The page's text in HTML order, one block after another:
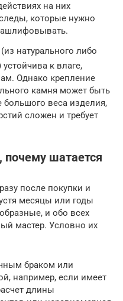
на них
которые нужно
натурального либо
к влаге,
Однако крепление
камня может быть
большого веса изделия,
сложен и требует
почему шатается
после покупки и
месяцы или годы
и обо всех
мастер. Условно их
браком или
например, если имеет
длины